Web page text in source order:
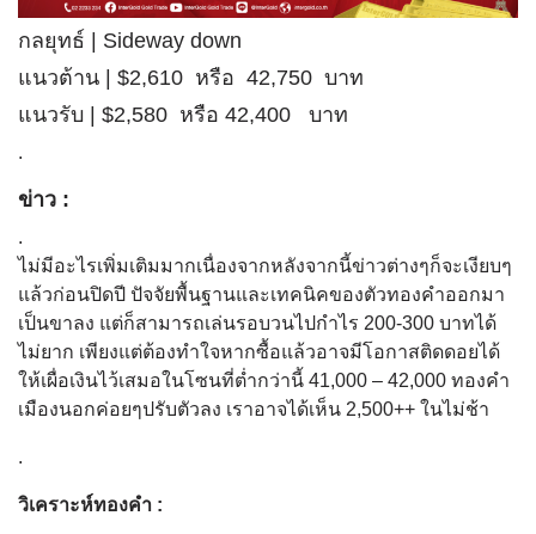
กลยุทธ์ | Sideway down
แนวต้าน | $2,610 หรือ 42,750 บาท
แนวรับ | $2,580 หรือ 42,400 บาท
.
ข่าว :
.
ไม่มีอะไรเพิ่มเติมมากเนื่องจากหลังจากนี้ข่าวต่างๆก็จะเงียบๆ
แล้วก่อนปิดปี ปัจจัยพื้นฐานและเทคนิคของตัวทองคำออกมา
เป็นขาลง แต่ก็สามารถเล่นรอบวนไปกำไร 200-300 บาทได้
ไม่ยาก เพียงแต่ต้องทำใจหากซื้อแล้วอาจมีโอกาสติดดอยได้
ให้เผื่อเงินไว้เสมอในโซนที่ต่ำกว่านี้ 41,000 – 42,000 ทองคำ
เมืองนอกค่อยๆปรับตัวลง เราอาจได้เห็น 2,500++ ในไม่ช้า
.
วิเคราะห์ทองคำ :